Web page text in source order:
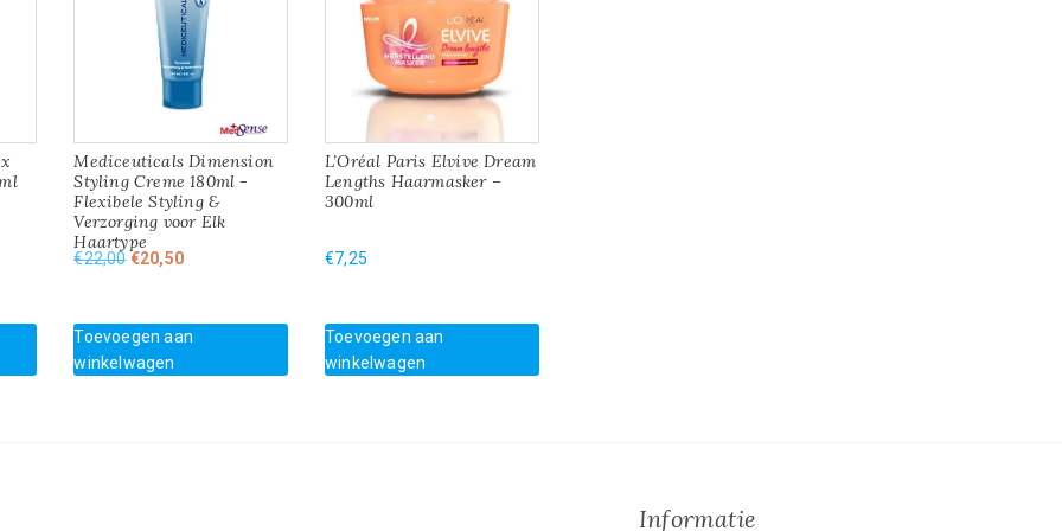
Mediceuticals Dimension
Styling Creme 180ml -
Flexibele Styling &
Verzorging voor Elk
Haartype
€22,00Oorspronkelijke
€22,00.
€20,50Huidige
€20,50.
Toevoegen aan
winkelwagen
L’Oréal Paris Elvive Dream
Lengths Haarmasker –
300ml
€7,25
Toevoegen aan
winkelwagen
Informatie